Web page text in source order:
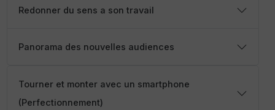
Redonner du sens a son travail
Panorama des nouvelles audiences
Tourner et monter avec un smartphone
(Perfectionnement)